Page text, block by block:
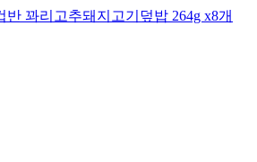
반 꽈리고추돼지고기덮밥 264g x8개